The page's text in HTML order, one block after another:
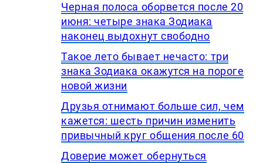
Черная полоса оборвется после 20
июня: четыре знака Зодиака
наконец выдохнут свободно
Такое лето бывает нечасто: три
знака Зодиака окажутся на пороге
новой жизни
Друзья отнимают больше сил, чем
кажется: шесть причин изменить
привычный круг общения после 60
Доверие может обернуться